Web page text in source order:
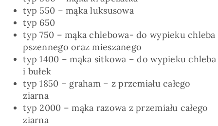
typ 550 – mąka luksusowa
typ 650
typ 750 – mąka chlebowa- do wypieku chleba
pszennego oraz mieszanego
typ 1400 – mąka sitkowa – do wypieku chleba
i bułek
typ 1850 – graham – z przemiału całego
ziarna
typ 2000 – mąka razowa z przemiału całego
ziarna